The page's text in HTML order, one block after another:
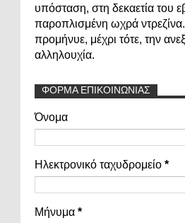
υπόσταση, στη δεκαετία του
παροπλισμένη ωχρά
προμήνυε, μέχρι τότε, την
αλληλουχία.
ΦΟΡΜΑ ΕΠΙΚΟΙΝΩΝΙΑΣ
Όνομα
Ηλεκτρονικό ταχυδρομείο *
Μήνυμα *